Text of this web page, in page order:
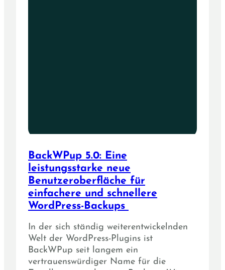
BackWPup 5.0: Eine
leistungsstarke neue
Benutzeroberfläche für
einfachere und schnellere
WordPress-Backups
In der sich ständig weiterentwickelnden
Welt der WordPress-Plugins ist
BackWPup seit langem ein
vertrauenswürdiger Name für die